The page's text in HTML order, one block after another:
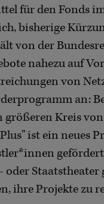
für den Fonds
bisherige
von der
nahezu auf
von
an:
größeren Kreis
ist ein neues
gefördert
oder
ihre Projekte zu